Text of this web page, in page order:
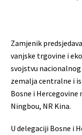
Zamjenik
vanjske trgovine i
svojstvu
zemalja centralne i
Bosne i Hercegovine
Ningbou, NR Kina.
U delegaciji Bosne i